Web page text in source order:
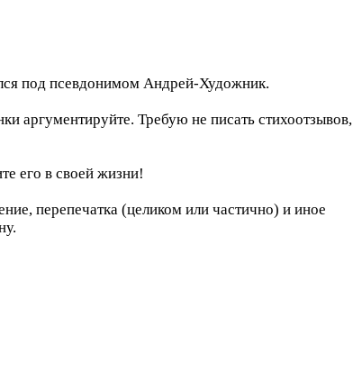
под псевдонимом Андрей-Художник.
аргументируйте. Требую не писать стихоотзывов,
его в своей жизни!
перепечатка (целиком или частично) и иное